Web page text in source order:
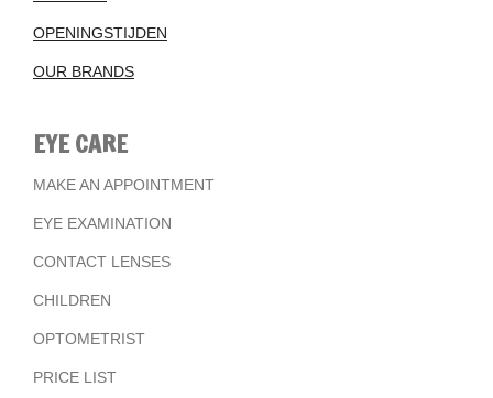
OPENINGSTIJDEN
OUR BRANDS
EYE CARE
MAKE AN APPOINTMENT
EYE EXAMINATION
CONTACT LENSES
CHILDREN
OPTOMETRIST
PRICE LIST